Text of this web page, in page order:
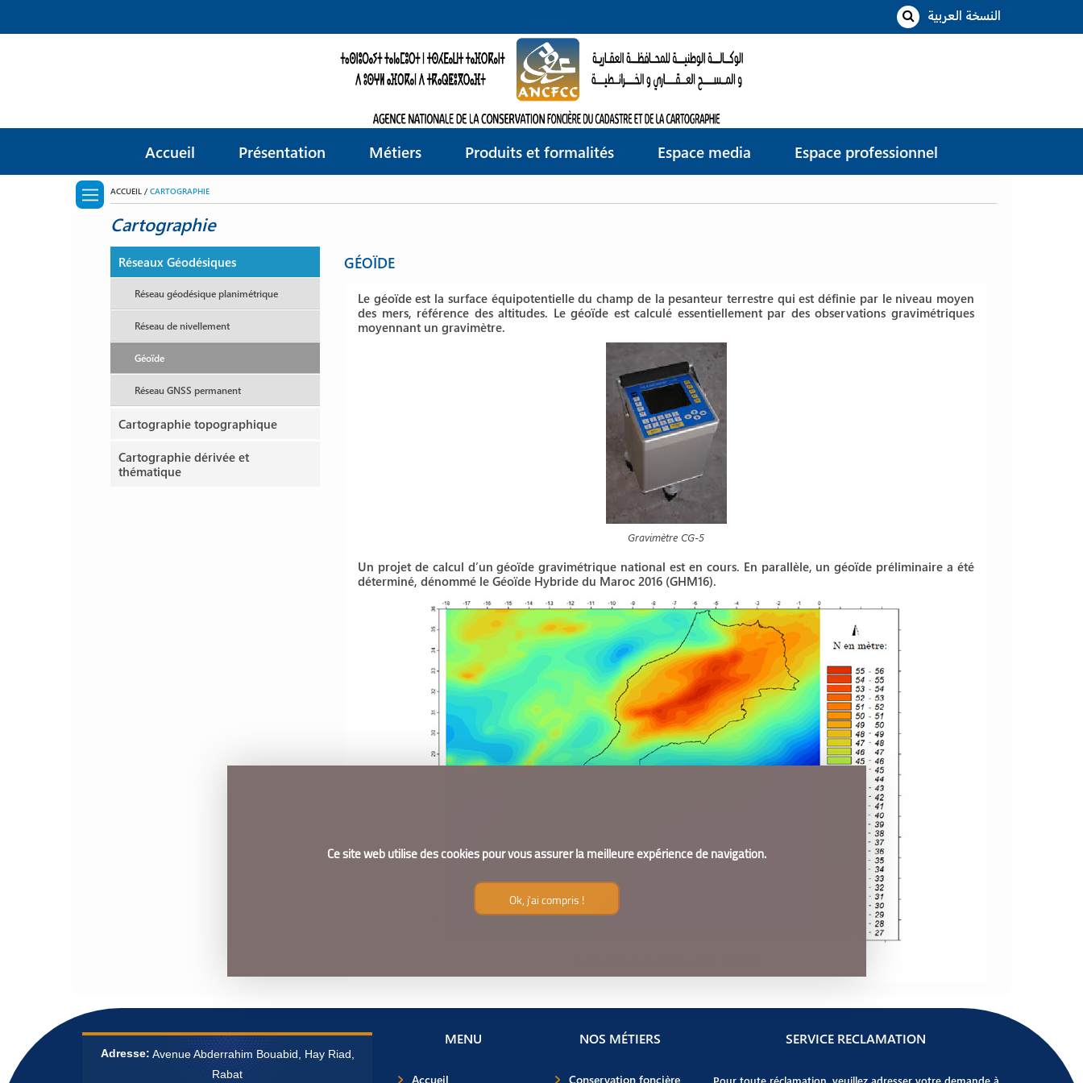
النسخة العربية
Accueil Présentation Métiers Produits et formalités Espace media Espace professionnel
ACCUEIL / CARTOGRAPHIE
Cartographie
Réseaux Géodésiques
Réseau géodésique planimétrique
Réseau de nivellement
Géoïde
Réseau GNSS permanent
Cartographie topographique
Cartographie dérivée et
thématique
GÉOÏDE
Le géoïde est la surface équipotentielle du champ de la pesanteur terrestre qui est définie par le niveau moyen
des mers, référence des altitudes. Le géoïde est calculé essentiellement par des observations gravimétriques
moyennant un gravimètre.
Gravimètre CG-5
Un projet de calcul d’un géoïde gravimétrique national est en cours. En parallèle, un géoïde préliminaire a été
déterminé, dénommé le Géoïde Hybride du Maroc 2016 (GHM16).
Adresse: Avenue Abderrahim Bouabid, Hay Riad,
Rabat
MENU
Accueil
NOS MÉTIERS
Conservation foncière
SERVICE RECLAMATION
Pour toute réclamation, veuillez adresser votre demande à
Ce site web utilise des cookies pour vous assurer la meilleure expérience de navigation.
Ok, j'ai compris !